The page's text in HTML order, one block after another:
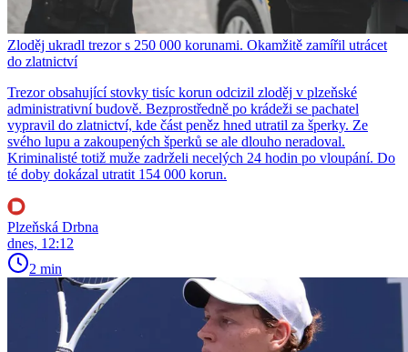
Zloděj ukradl trezor s 250 000 korunami. Okamžitě zamířil utrácet
do zlatnictví
Trezor obsahující stovky tisíc korun odcizil zloděj v plzeňské
administrativní budově. Bezprostředně po krádeži se pachatel
vypravil do zlatnictví, kde část peněz hned utratil za šperky. Ze
svého lupu a zakoupených šperků se ale dlouho neradoval.
Kriminalisté totiž muže zadrželi necelých 24 hodin po vloupání. Do
té doby dokázal utratit 154 000 korun.
Plzeňská Drbna
dnes, 12:12
2 min